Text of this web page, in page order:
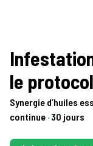
le
Synergie d’huiles
continue · 30 jours